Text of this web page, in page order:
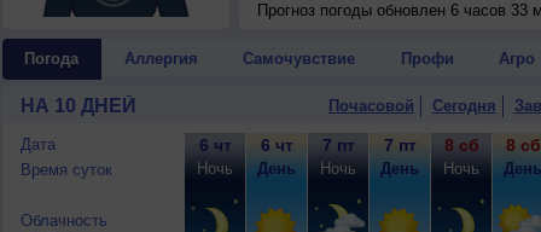
днем +31..33°, ветер юго-западный,
северный, умеренный.
Прогноз погоды обновлен 6 часов 33
Погода Аллергия Самочувствие Профи Агро
НА 10 ДНЕЙ Почасовой Сегодня
Дата
Время суток
Облачность
6 чт
Ночь
6 чт
День
7 пт
Ночь
7 пт
День
8 сб
Ночь
8 сб
День